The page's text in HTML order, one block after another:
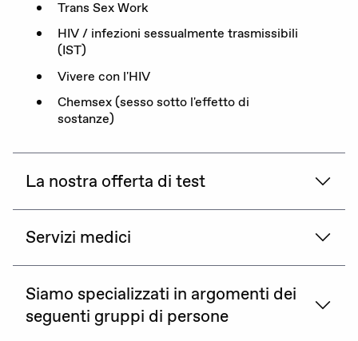
Trans Sex Work
HIV / infezioni sessualmente trasmissibili
(IST)
Vivere con l'HIV
Chemsex (sesso sotto l'effetto di
sostanze)
La nostra offerta di test
Servizi medici
Siamo specializzati in argomenti dei
seguenti gruppi di persone